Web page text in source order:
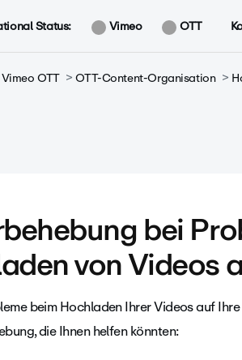
Status: Vimeo OTT
Vimeo OTT OTT-Content-Organisation
bei
von Videos
beim Hochladen Ihrer Videos auf
die Ihnen helfen könnten: